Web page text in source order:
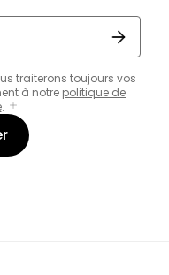
traiterons toujours vos
à notre politique de
.